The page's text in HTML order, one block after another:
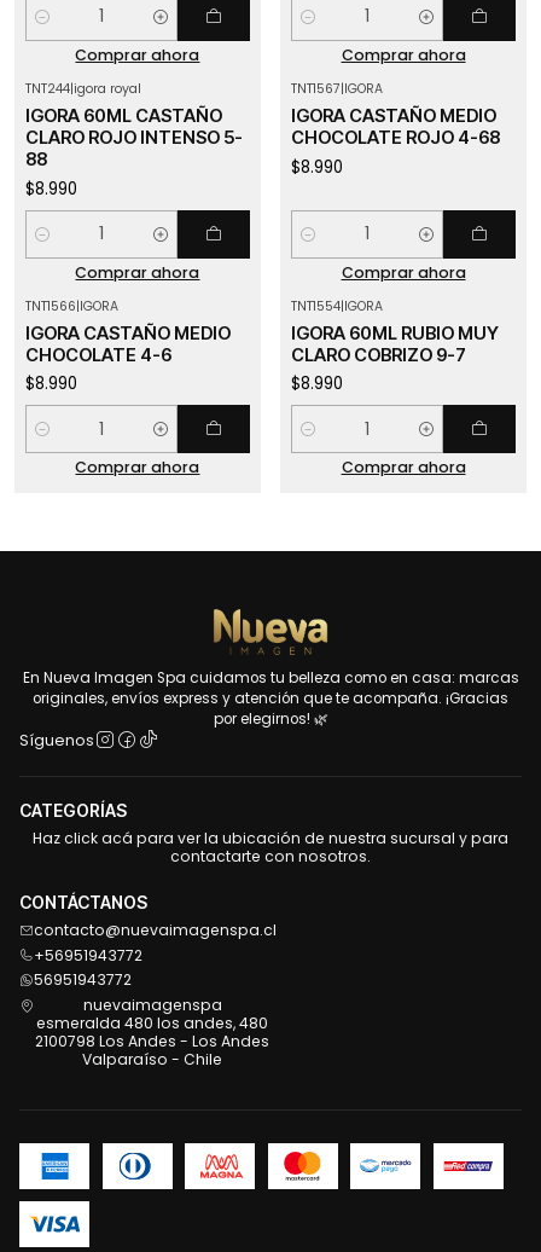
Cantidad
Comprar ahora
Cantidad
Comprar ahora
TNT244|igora royal
IGORA 60ML CASTAÑO
CLARO ROJO INTENSO 5-
88
$8.990
Cantidad
Comprar ahora
TNT1567|IGORA
IGORA CASTAÑO MEDIO
CHOCOLATE ROJO 4-68
$8.990
Cantidad
Comprar ahora
TNT1566|IGORA
IGORA CASTAÑO MEDIO
CHOCOLATE 4-6
$8.990
Cantidad
Comprar ahora
TNT1554|IGORA
IGORA 60ML RUBIO MUY
CLARO COBRIZO 9-7
$8.990
Cantidad
Comprar ahora
En Nueva Imagen Spa cuidamos tu belleza como en casa: marcas
originales, envíos express y atención que te acompaña. ¡Gracias
por elegirnos! 🌿
Síguenos
CATEGORÍAS
Haz click acá para ver la ubicación de nuestra sucursal y para
contactarte con nosotros.
CONTÁCTANOS
contacto@nuevaimagenspa.cl
+56951943772
56951943772
nuevaimagenspa
esmeralda 480 los andes, 480
2100798 Los Andes - Los Andes
Valparaíso - Chile